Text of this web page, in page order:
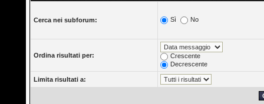
Cerca nei subforum: Sì No
Ordina risultati per:
Crescente
Decrescente
Limita risultati a: